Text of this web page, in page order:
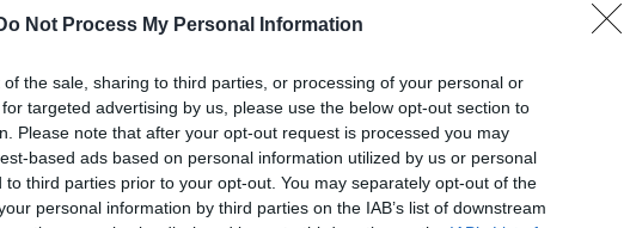
Not Process My Personal Information
the sale, sharing to third parties, or processing of your personal or
targeted advertising by us, please use the below opt-out section to
Please note that after your opt-out request is processed you may
based ads based on personal information utilized by us or personal
to third parties prior to your opt-out. You may separately opt-out of the
personal information by third parties on the IAB’s list of downstream